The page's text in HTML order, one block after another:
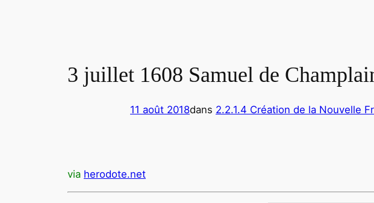
3 juillet 1608 Samuel de
11 août 2018dans 2.2.1.4 Création de la Nouvelle
via herodote.net